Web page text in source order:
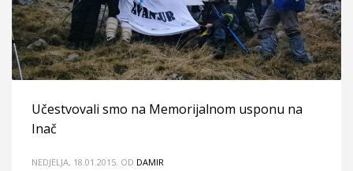
Učestvovali smo na Memorijalnom usponu na
Inač
NEDJELJA, 18.01.2015. OD DAMIR